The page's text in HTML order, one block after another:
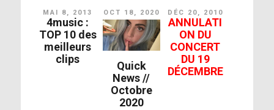
MAI 8, 2013
4music :
TOP 10 des
meilleurs
clips
OCT 18, 2020
Quick
News //
Octobre
2020
DÉC 20, 2010
ANNULATI
ON DU
CONCERT
DU 19
DÉCEMBRE